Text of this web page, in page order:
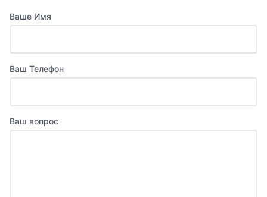
Ваше Имя
Ваш Телефон
Ваш вопрос